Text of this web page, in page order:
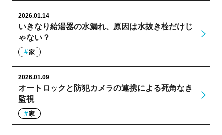
いきなり給湯器の水漏れ、原因は水抜き栓だけじ
ゃない？
2026.01.14
家
オートロックと防犯カメラの連携による死角なき
監視
2026.01.09
家